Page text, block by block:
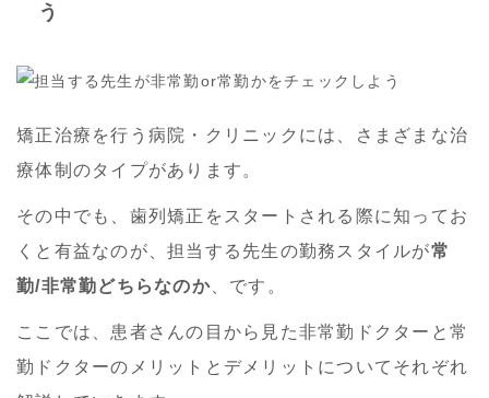
う
矯正治療を行う病院・クリニックには、さまざまな治
療体制のタイプがあります。
その中でも、歯列矯正をスタートされる際に知ってお
くと有益なのが、担当する先生の勤務スタイルが常
勤/非常勤どちらなのか、です。
ここでは、患者さんの目から見た非常勤ドクターと常
勤ドクターのメリットとデメリットについてそれぞれ